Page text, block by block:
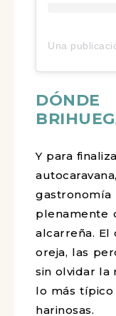
Y para
plenamente
alcarreña. El
oreja, las
sin olvidar la
lo más
harinosas.